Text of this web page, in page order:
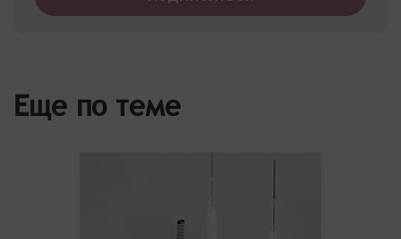
Еще по теме